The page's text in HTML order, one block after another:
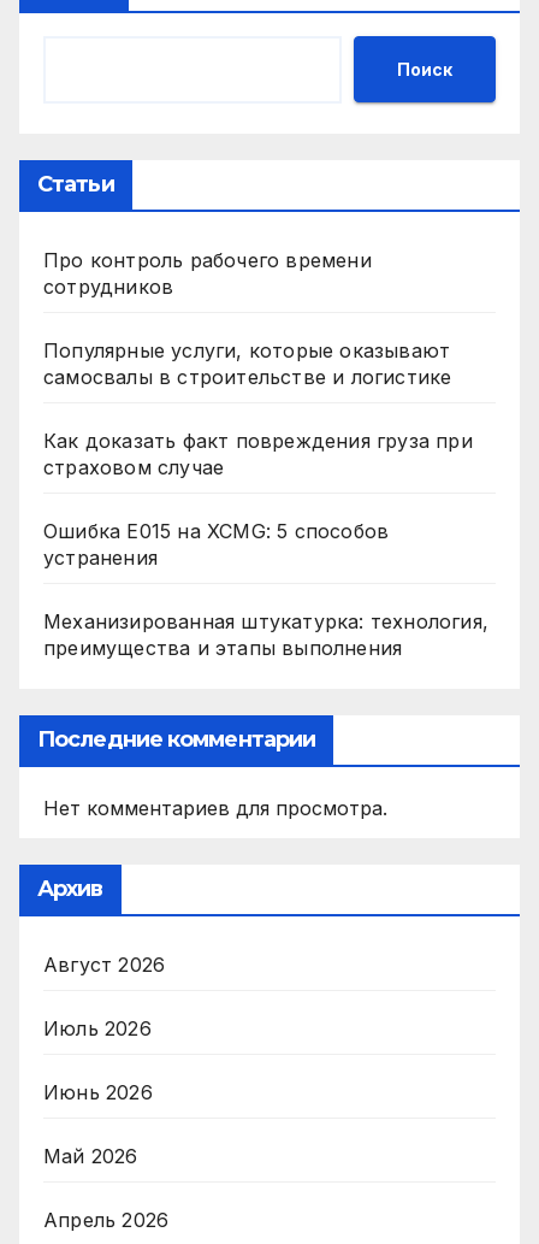
Поиск
Статьи
Про контроль рабочего времени
сотрудников
Популярные услуги, которые оказывают
самосвалы в строительстве и логистике
Как доказать факт повреждения груза при
страховом случае
Ошибка E015 на XCMG: 5 способов
устранения
Механизированная штукатурка: технология,
преимущества и этапы выполнения
Последние комментарии
Нет комментариев для просмотра.
Архив
Август 2026
Июль 2026
Июнь 2026
Май 2026
Апрель 2026